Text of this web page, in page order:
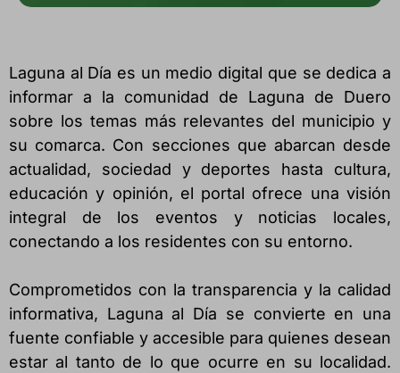
Laguna al Día es un medio digital que se dedica a
informar a la comunidad de Laguna de Duero
sobre los temas más relevantes del municipio y
su comarca. Con secciones que abarcan desde
actualidad, sociedad y deportes hasta cultura,
educación y opinión, el portal ofrece una visión
integral de los eventos y noticias locales,
conectando a los residentes con su entorno.
Comprometidos con la transparencia y la calidad
informativa, Laguna al Día se convierte en una
fuente confiable y accesible para quienes desean
estar al tanto de lo que ocurre en su localidad.